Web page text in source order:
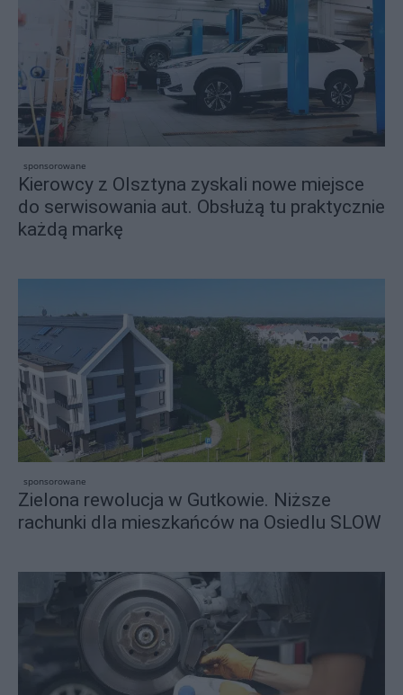
sponsorowane
Kierowcy z Olsztyna zyskali nowe miejsce
do serwisowania aut. Obsłużą tu praktycznie
każdą markę
sponsorowane
Zielona rewolucja w Gutkowie. Niższe
rachunki dla mieszkańców na Osiedlu SLOW